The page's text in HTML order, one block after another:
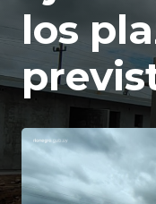
los